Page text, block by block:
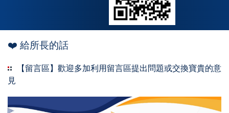
❤️ 給所長的話
【留言區】歡迎多加利用留言區提出問題或交換寶貴的意
見